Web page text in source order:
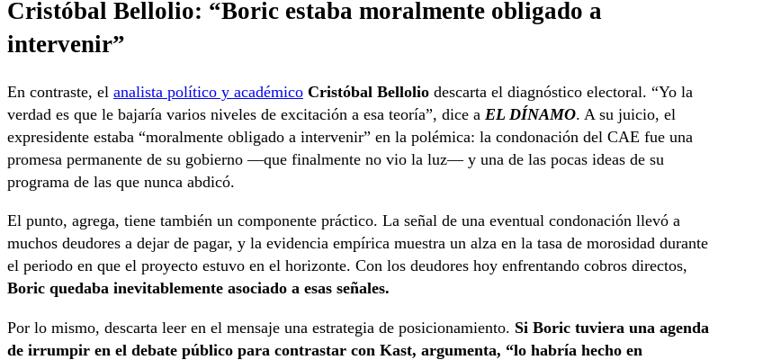
Cristóbal Bellolio: “Boric estaba moralmente obligado a
intervenir”
En contraste, el analista político y académico Cristóbal Bellolio descarta el diagnóstico electoral. “Yo la
verdad es que le bajaría varios niveles de excitación a esa teoría”, dice a EL DÍNAMO. A su juicio, el
expresidente estaba “moralmente obligado a intervenir” en la polémica: la condonación del CAE fue una
promesa permanente de su gobierno —que finalmente no vio la luz— y una de las pocas ideas de su
programa de las que nunca abdicó.
El punto, agrega, tiene también un componente práctico. La señal de una eventual condonación llevó a
muchos deudores a dejar de pagar, y la evidencia empírica muestra un alza en la tasa de morosidad durante
el periodo en que el proyecto estuvo en el horizonte. Con los deudores hoy enfrentando cobros directos,
Boric quedaba inevitablemente asociado a esas señales.
Por lo mismo, descarta leer en el mensaje una estrategia de posicionamiento. Si Boric tuviera una agenda
de irrumpir en el debate público para contrastar con Kast, argumenta, “lo habría hecho en